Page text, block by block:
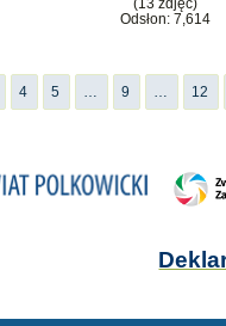
(13 zdjęć)
Odsłon: 7,614
4 5 9 12